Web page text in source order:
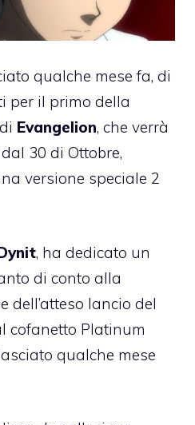
qualche mese fa, di
per il primo della
di Evangelion, che verrà
30 di Ottobre,
versione speciale 2
, ha dedicato un
di conto alla
dell’atteso lancio del
cofanetto Platinum
qualche mese